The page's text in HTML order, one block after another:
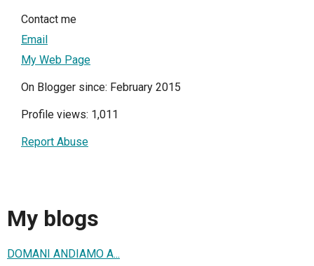
Contact me
Email
My Web Page
On Blogger since: February 2015
Profile views: 1,011
Report Abuse
My blogs
DOMANI ANDIAMO A...